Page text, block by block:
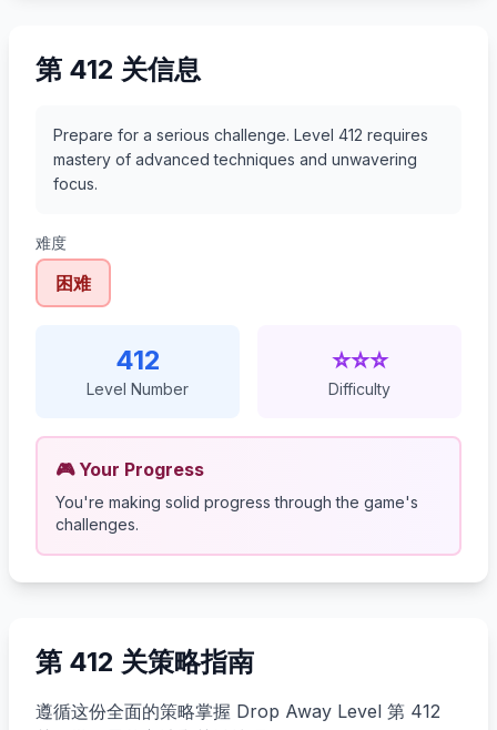
第 412 关信息
Prepare for a serious challenge. Level 412 requires
mastery of advanced techniques and unwavering
focus.
难度
困难
412
Level Number
⭐⭐⭐
Difficulty
🎮 Your Progress
You're making solid progress through the game's
challenges.
第 412 关策略指南
遵循这份全面的策略掌握 Drop Away Level 第 412